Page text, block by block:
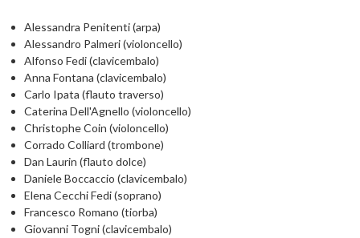
Alessandra Penitenti (arpa)
Alessandro Palmeri (violoncello)
Alfonso Fedi (clavicembalo)
Anna Fontana (clavicembalo)
Carlo Ipata (flauto traverso)
Caterina Dell'Agnello (violoncello)
Christophe Coin (violoncello)
Corrado Colliard (trombone)
Dan Laurin (flauto dolce)
Daniele Boccaccio (clavicembalo)
Elena Cecchi Fedi (soprano)
Francesco Romano (tiorba)
Giovanni Togni (clavicembalo)